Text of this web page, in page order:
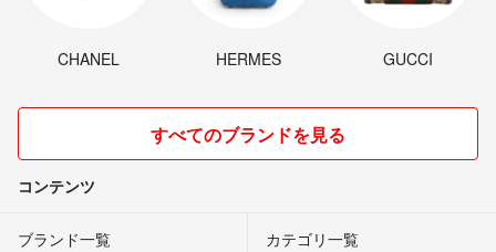
CHANEL HERMES GUCCI
すべてのブランドを見る
コンテンツ
ブランド一覧 カテゴリ一覧